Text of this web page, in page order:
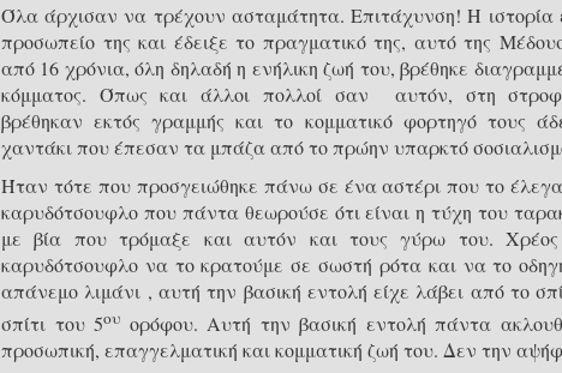
Όλα άρχισαν να τρέχουν ασταμάτητα. Επιτάχυνση! Η ιστορία
προσωπείο της και έδειξε το πραγματικό της, αυτό της
από 16 χρόνια, όλη δηλαδή η ενήλικη ζωή του, βρέθηκε
κόμματος. Όπως και άλλοι πολλοί σαν αυτόν, στη
βρέθηκαν εκτός γραμμής και το κομματικό φορτηγό τους
χαντάκι που έπεσαν τα μπάζα από το πρώην υπαρκτό
Ήταν τότε που προσγειώθηκε πάνω σε ένα αστέρι που το
καρυδότσουφλο που πάντα θεωρούσε ότι είναι η τύχη του
με βία που τρόμαξε και αυτόν και τους γύρω του. Χρέος
καρυδότσουφλο να το κρατούμε σε σωστή ρότα και να το
απάνεμο λιμάνι , αυτή την βασική εντολή είχε λάβει από το
σπίτι του 5ου ορόφου. Αυτή την βασική εντολή πάντα
προσωπική, επαγγελματική και κομματική ζωή του. Δεν την